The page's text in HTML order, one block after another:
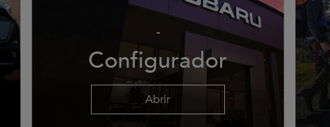
Configurador
Abrir